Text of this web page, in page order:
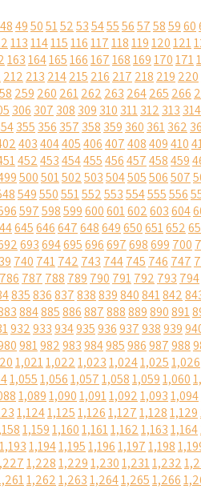
48495051525354555657585960
113114115116117118119120121
163164165166167168169170171
212 213 214215 216 217 218 219 220
259 260 261262 263 264265 266
306 307 308 309 310 311312 313 314
355 356 357 358 359 360 361362
403404405406407408409410
452453454455456457458459
500501502503504505506507
549550551552553554555556
597598599600601602603604
645646647648649650651652
693694695696697698699 700
740 741742 743 744745 746 747
786 787 788 789 790 791792 793 794
835836837838839840841842
884885886887888889890891
932933934935936937938939
981982983984985986987988
1,0211,0221,0231,0241,0251,026
1,0551,0561,0571,0581,0591,060
1,0891,0901,0911,0921,0931,094
1,1241,1251,1261,1271,1281,129
1,1591,1601,1611,1621,1631,164
1,1931,1941,1951,1961,1971,198
1,2281,2291,2301,2311,232
1,2621,2631,2641,2651,266